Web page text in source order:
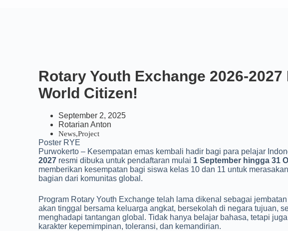
Rotary Youth Exchange 2026-
World Citizen!
September 2, 2025
Rotarian Anton
News,Project
Poster RYE
Purwokerto – Kesempatan emas kembali hadir bagi para pelajar
2027 resmi dibuka untuk pendaftaran mulai 1 September hingga 31
memberikan kesempatan bagi siswa kelas 10 dan 11 untuk
bagian dari komunitas global.
Program Rotary Youth Exchange telah lama dikenal sebagai
akan tinggal bersama keluarga angkat, bersekolah di negara tujuan,
menghadapi tantangan global. Tidak hanya belajar bahasa, tetapi
karakter kepemimpinan, toleransi, dan kemandirian.